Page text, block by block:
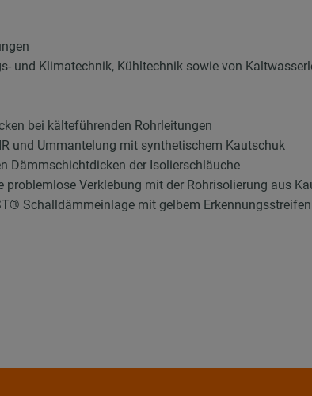
und Klimatechnik, Kühltechnik sowie von
bei kälteführenden Rohrleitungen
und Ummantelung mit synthetischem Kautschuk
Dämmschichtdicken der Isolierschläuche
Verklebung mit der Rohrisolierung aus
Schalldämmeinlage mit gelbem